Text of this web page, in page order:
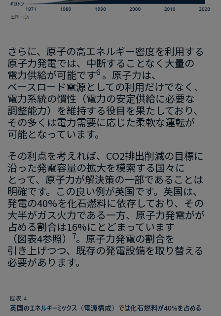
さらに、​原子の​高エネルギー密度を​利用する
原子力発電では、​中断する​ことなく​大量の​
電力供給が​可能です6 。​原子力は、
ベースロード電源と​しての​利用だけでなく 、
電力系統の​慣性​（電力の​安定供給に​必要な​
調整能力）を​維持する​役目を​果たしており、​
その​多くは​電力需要に​応じた​柔軟な​運転が​
可能と​なっています。
その​利点を​考えれば、 ​CO2排出削減の​目標に​
沿った​発電容量の​拡大を​模索する​国々に​
とって、​原子力が​解決策の​一部である​ことは​
明確です。​この​良い​例が​英国です。​英国は、​
発電の​40%を​化石燃料に​依存しており、​その​
大半が​ガス火力である​一方、​原子力発電が​が​
占める​割合は​16%にとどまっています
（図表4参照） 7。 ​原子力発電の​割合を​
引き上げつつ、​既存の​発電設備を​取り替える​
必要が​あります。
画
像